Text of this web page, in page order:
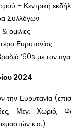
– Κεντρική
Συλλόγων
ομιλίες
Ευρυτανίας
‘60s με τον
2024
την Ευρυτανία
Μεγ. Χωριό,
κ.α.).